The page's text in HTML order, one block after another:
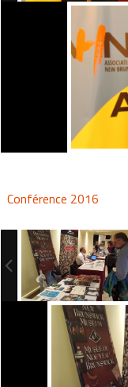
Conférence 2016